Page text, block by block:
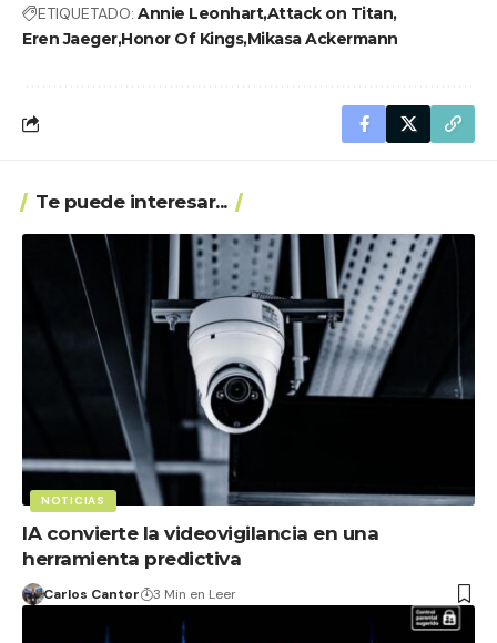
ETIQUETADO: Annie LeonhartAttack on Titan
Eren JaegerHonor Of KingsMikasa Ackermann
Te puede interesar...
NOTICIAS
IA convierte la videovigilancia en una
herramienta predictiva
Carlos Cantor 3 Min en Leer